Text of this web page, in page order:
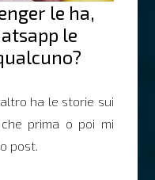
le ha,
le
ha le storie sui
prima o poi mi
post.